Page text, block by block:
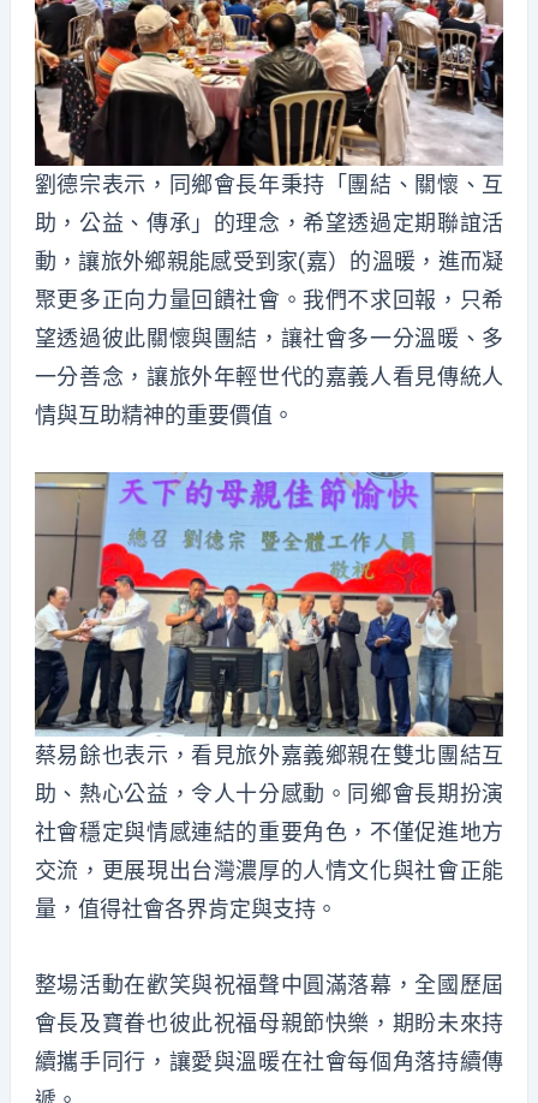
劉德宗表示，同鄉會長年秉持「團結、關懷、互
助，公益、傳承」的理念，希望透過定期聯誼活
動，讓旅外鄉親能感受到家(嘉）的溫暖，進而凝
聚更多正向力量回饋社會。我們不求回報，只希
望透過彼此關懷與團結，讓社會多一分溫暖、多
一分善念，讓旅外年輕世代的嘉義人看見傳統人
情與互助精神的重要價值。
蔡易餘也表示，看見旅外嘉義鄉親在雙北團結互
助、熱心公益，令人十分感動。同鄉會長期扮演
社會穩定與情感連結的重要角色，不僅促進地方
交流，更展現出台灣濃厚的人情文化與社會正能
量，值得社會各界肯定與支持。
整場活動在歡笑與祝福聲中圓滿落幕，全國歷屆
會長及寶眷也彼此祝福母親節快樂，期盼未來持
續攜手同行，讓愛與溫暖在社會每個角落持續傳